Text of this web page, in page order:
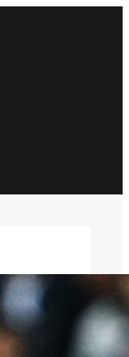
presto”